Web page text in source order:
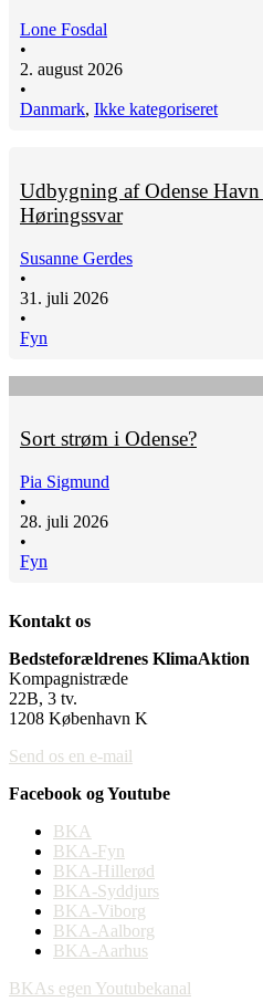
Lone Fosdal
•
2. august 2026
•
Danmark, Ikke kategoriseret
Udbygning af Odense
Høringssvar
Susanne Gerdes
•
31. juli 2026
•
Fyn
Sort strøm i Odense?
Pia Sigmund
•
28. juli 2026
•
Fyn
Kontakt os
Bedsteforældrenes KlimaAktion
Kompagnistræde
22B, 3 tv.
1208 København K
Send os en e-mail
Facebook og Youtube
BKA
BKA-Fyn
BKA-Hillerød
BKA-Syddjurs
BKA-Viborg
BKA-Aalborg
BKA-Aarhus
BKAs egen Youtubekanal